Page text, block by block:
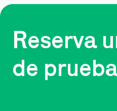
Reserva
de